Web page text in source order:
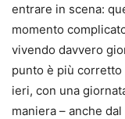
entrare in scena:
momento
vivendo davvero
punto è più
ieri, con una
maniera – anche